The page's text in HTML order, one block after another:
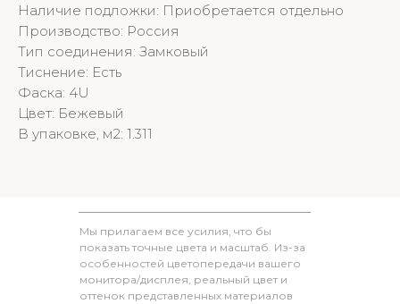
Наличие подложки: Приобретается отдельно
Производство: Россия
Тип соединения: Замковый
Тиснение: Есть
Фаска: 4U
Цвет: Бежевый
В упаковке, м2: 1.311
Мы прилагаем все усилия, что бы
показать точные цвета и масштаб. Из-за
особенностей цветопередачи вашего
монитора/дисплея, реальный цвет и
оттенок представленных материалов